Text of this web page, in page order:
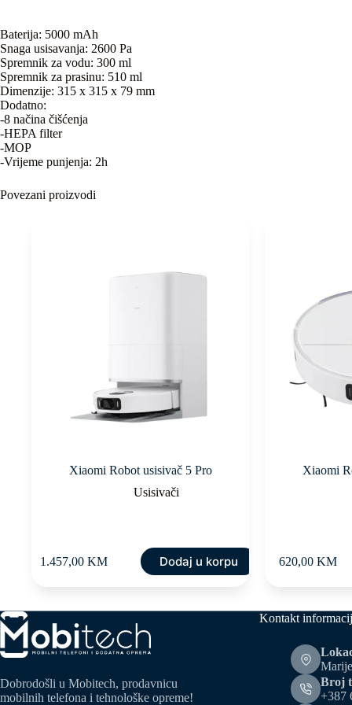
Baterija: 5000 mAh
Snaga usisavanja: 2600 Pa
Spremnik za vodu: 300 ml
Spremnik za prasinu: 510 ml
Dimenzije: 315 x 315 x 79 mm
Dodatno:
-8 načina čišćenja
-HEPA filter
-MOP
-Vrijeme punjenja: 2h
Povezani proizvodi
Xiaomi Robot usisivač 5 Pro
Usisivači
1.457,00KM Dodaj u korpu
Xiaomi
620,00 KM
Dobrodošli u Mobitech, prodavnicu
mobilnih telefona i tehnološke opreme!
Kontakt
Broj
+387